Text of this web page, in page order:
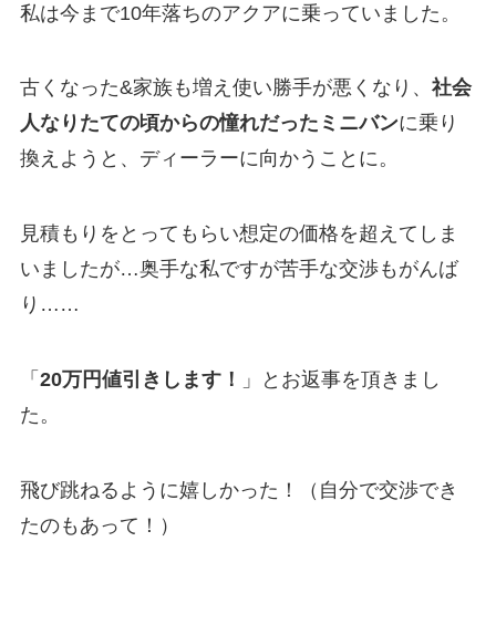
私は今まで10年落ちのアクアに乗っていました。
古くなった&家族も増え使い勝手が悪くなり、 社会
人なりたての頃からの憧れだったミニバンに乗り
換えようと、ディーラーに向かうことに。
見積もりをとってもらい想定の価格を超えてしま
いましたが…奥手な私ですが苦手な交渉もがんば
り……
「 20万円値引きします！
」とお返事を頂きまし
た。
飛び跳ねるように嬉しかった！（自分で交渉でき
たのもあって！）